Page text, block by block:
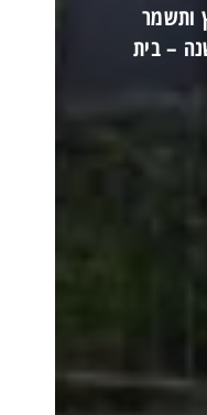
ותשמר
– בית